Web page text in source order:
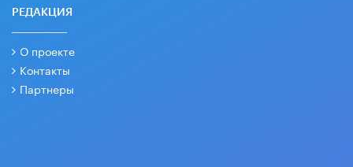
РЕДАКЦИЯ
О проекте
Контакты
Партнеры